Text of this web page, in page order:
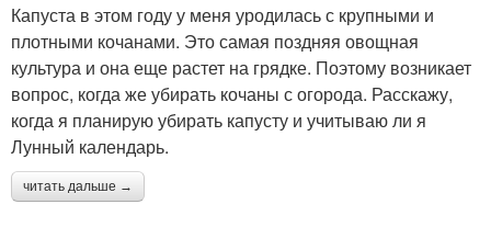
Капуста в этом году у меня уродилась с крупными и
плотными кочанами. Это самая поздняя овощная
культура и она еще растет на грядке. Поэтому возникает
вопрос, когда же убирать кочаны с огорода. Расскажу,
когда я планирую убирать капусту и учитываю ли я
Лунный календарь.
читать дальше →